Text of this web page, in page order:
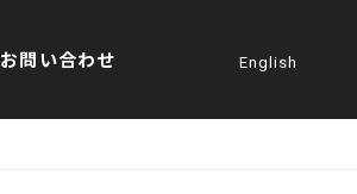
English
お問い合わせ